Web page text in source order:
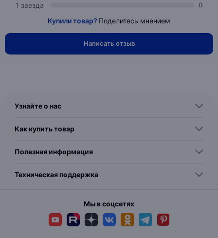
1 звезда 0
Купили товар? Поделитесь мнением
Написать отзыв
Узнайте о нас
Как купить товар
Полезная информация
Техническая поддержка
Мы в соцсетях